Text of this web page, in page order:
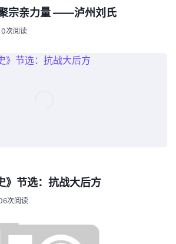
宗亲力量 ——泸州刘氏
次阅读
》节选：抗战大后方
次阅读